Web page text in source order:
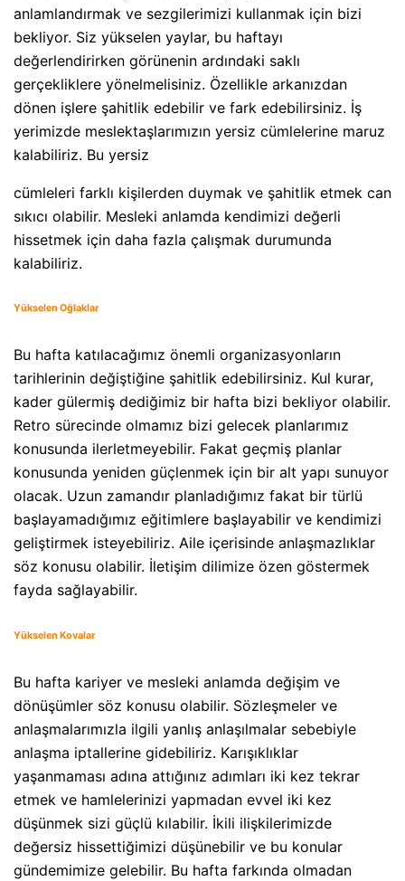
anlamlandırmak ve sezgilerimizi kullanmak için bizi
bekliyor. Siz yükselen yaylar, bu haftayı
değerlendirirken görünenin ardındaki saklı
gerçekliklere yönelmelisiniz. Özellikle arkanızdan
dönen işlere şahitlik edebilir ve fark edebilirsiniz. İş
yerimizde meslektaşlarımızın yersiz cümlelerine maruz
kalabiliriz. Bu yersiz
cümleleri farklı kişilerden duymak ve şahitlik etmek can
sıkıcı olabilir. Mesleki anlamda kendimizi değerli
hissetmek için daha fazla çalışmak durumunda
kalabiliriz.
Yükselen Oğlaklar
Bu hafta katılacağımız önemli organizasyonların
tarihlerinin değiştiğine şahitlik edebilirsiniz. Kul kurar,
kader gülermiş dediğimiz bir hafta bizi bekliyor olabilir.
Retro sürecinde olmamız bizi gelecek planlarımız
konusunda ilerletmeyebilir. Fakat geçmiş planlar
konusunda yeniden güçlenmek için bir alt yapı sunuyor
olacak. Uzun zamandır planladığımız fakat bir türlü
başlayamadığımız eğitimlere başlayabilir ve kendimizi
geliştirmek isteyebiliriz. Aile içerisinde anlaşmazlıklar
söz konusu olabilir. İletişim dilimize özen göstermek
fayda sağlayabilir.
Yükselen Kovalar
Bu hafta kariyer ve mesleki anlamda değişim ve
dönüşümler söz konusu olabilir. Sözleşmeler ve
anlaşmalarımızla ilgili yanlış anlaşılmalar sebebiyle
anlaşma iptallerine gidebiliriz. Karışıklıklar
yaşanmaması adına attığınız adımları iki kez tekrar
etmek ve hamlelerinizi yapmadan evvel iki kez
düşünmek sizi güçlü kılabilir. İkili ilişkilerimizde
değersiz hissettiğimizi düşünebilir ve bu konular
gündemimize gelebilir. Bu hafta farkında olmadan